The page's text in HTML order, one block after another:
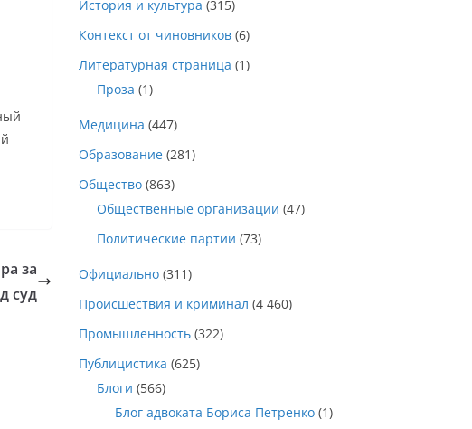
за
суд
История и культура (315)
Контекст от чиновников (6)
Литературная страница (1)
Проза (1)
Медицина (447)
Образование (281)
Общество (863)
Общественные организации (47)
Политические партии (73)
Официально (311)
Происшествия и криминал (4 460)
Промышленность (322)
Публицистика (625)
Блоги (566)
Блог адвоката Бориса Петренко (1)